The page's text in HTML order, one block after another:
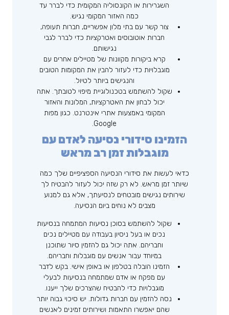
השגרירות או הקונסוליה המקומית כדי לברר עד
כמה האזור המקומי נגיש.
צור קשר עם בתי מלון אפשריים, חברות תעופה,
חברות אוטובוסים ואטרקציות כדי לברר לגבי
נגישותם.
קרא ביקורות מקוונות של מטיילים אחרים עם
מוגבלויות כדי לעזור להבין את המקומות הטובים
והנגישים ביותר לטיול.
שקול להשתמש בטכנולוגיית מיפוי לטובתך. אתה
יכול לבחון את האטרקציות, המלונות והאזור
המקומי באמצעות אתרי אינטרנט. כגון מפות
Google.
הזמינו סידורי נסיעה לאדם עם
מוגבלות זמן רב מראש
כדאי לעשות את סידורי הנסיעה הספציפיים שלך כמה
שיותר זמן מראש. לא רק שזה יכול לעזור להבטיח לך
שירותים נגישים מובטחים לנסיעתך, אלא גם למנוע
מצבים לא נוחים ביום הנסיעה.
שקול להשתמש בסוכן נסיעות המתמחה בנסיעות
נכים או בעל ניסיון בעבודה עם מטיילים נכים
וחבריהם. אתה יכול גם להזמין סיור שתוכנן
במיוחד עבור אנשים עם מוגבלות וחבריהם.
הזמינו הובלה בטלפון או באופן אישי. בקש לדבר
עם מפקח או אדם שמתמחה בנסיעות לבעלי
מוגבלויות כדי להבטיח שהצרכים שלך ייענו.
נסה להזמין עם חברות גדולות. יש סיכוי גבוה יותר
שהם יאפשרו התאמות ושירותים זמינים לאנשים